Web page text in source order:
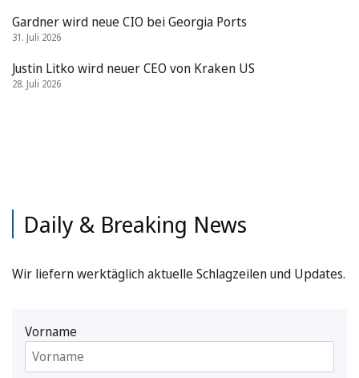
Gardner wird neue CIO bei Georgia Ports
31. Juli 2026
Justin Litko wird neuer CEO von Kraken US
28. Juli 2026
Daily & Breaking News
Wir liefern werktäglich aktuelle Schlagzeilen und Updates.
Vorname